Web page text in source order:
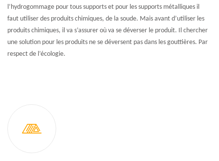
l’hydrogommage pour tous supports et pour les supports métalliques il
faut utiliser des produits chimiques, de la soude. Mais avant d’utiliser les
produits chimiques, il va s’assurer où va se déverser le produit. Il chercher
une solution pour les produits ne se déversent pas dans les gouttières. Par
respect de l’écologie.